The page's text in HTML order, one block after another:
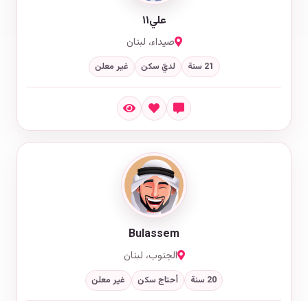
علي١١
صيداء، لبنان
21 سنة لديّ سكن غير معلن
Bulassem
الجنوب، لبنان
20 سنة أحتاج سكن غير معلن